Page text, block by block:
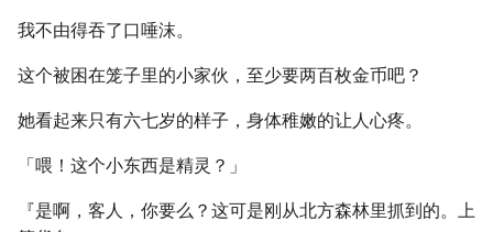
我不由得吞了口唾沫。
这个被困在笼子里的小家伙，至少要两百枚金币吧？
她看起来只有六七岁的样子，身体稚嫩的让人心疼。
「喂！这个小东西是精灵？」
『是啊，客人，你要么？这可是刚从北方森林里抓到的。上